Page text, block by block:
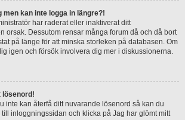
kan inte logga in längre?!
har raderat eller inaktiverat ditt
orsak. Dessutom rensar många forum då och då bort
på länge för att minska storleken på databasen. Om
igen och försök involvera dig mer i diskussionerna.
lösenord!
inte kan återfå ditt nuvarande lösenord så kan du
inloggningssidan och klicka på Jag har glömt mitt